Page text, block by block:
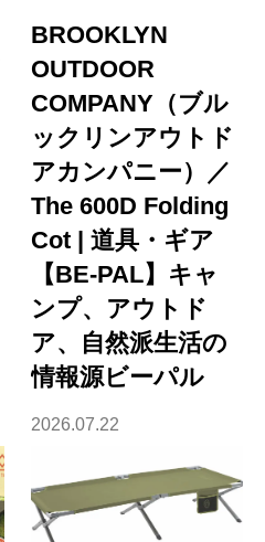
BROOKLYN
OUTDOOR
COMPANY（ブル
ックリンアウトド
アカンパニー）／
The 600D Folding
Cot | 道具・ギア
【BE-PAL】キャ
ンプ、アウトド
ア、自然派生活の
情報源ビーパル
2026.07.22